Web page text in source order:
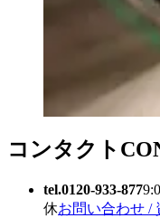
コンタクト
tel.0120-933-877
休お問い合わせ /